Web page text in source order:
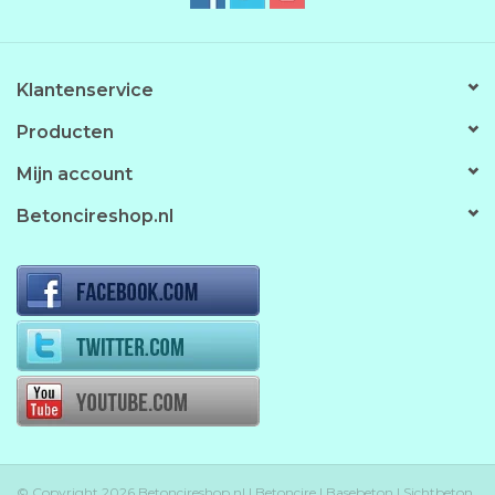
Klantenservice
Producten
Mijn account
Betoncireshop.nl